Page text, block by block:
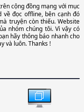
cộng đồng mạng với mục
về đọc offline, bên cạnh đó
truyện còn thiếu. Website
nhóm chúng tôi. Vì vậy có
hãy thông báo nhanh cho
và luôn. Thanks !